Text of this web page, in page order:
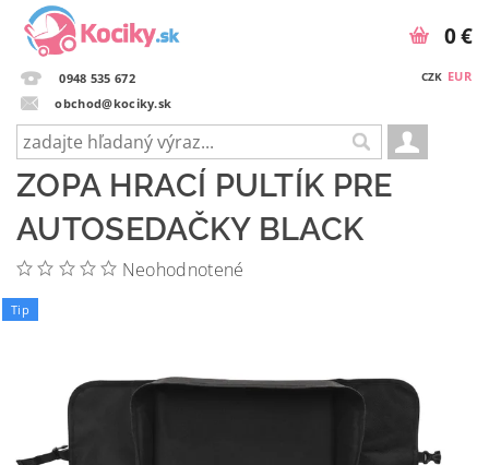
0948 535 672
obchod@kociky.sk
CZK EUR
0 €
ZOPA HRACÍ PULTÍK PRE
AUTOSEDAČKY BLACK
Neohodnotené
Tip